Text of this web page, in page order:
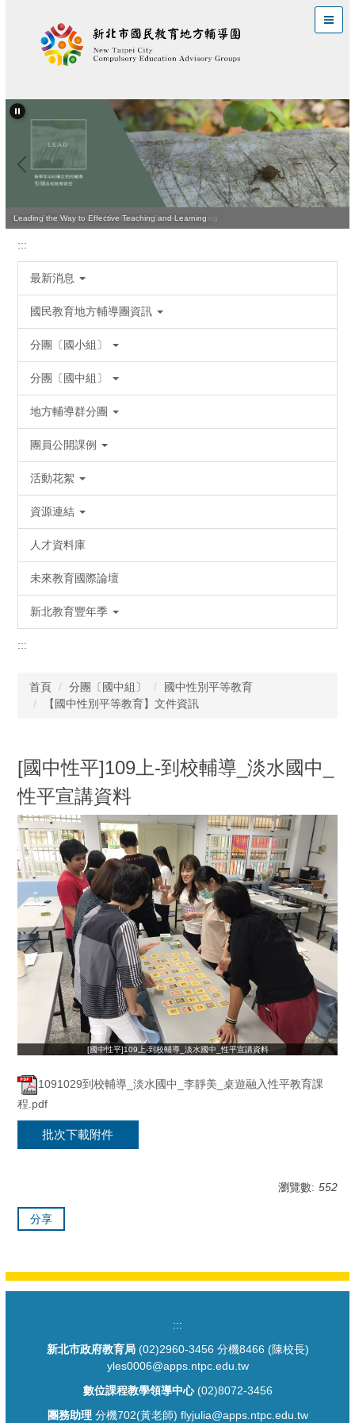
區
Quality Teaching Is Vital for Improving Student Learning
Leading the Way to Effective Teaching and Learning
:::
最新消息
國民教育地方輔導團資訊
分團〔國小組〕
分團〔國中組〕
地方輔導群分團
團員公開課例
活動花絮
資源連結
人才資料庫
未來教育國際論壇
新北教育豐年季
:::
首頁 分團〔國中組〕
國中性別平等教育
【國中性別平等教育】文件資訊
[國中性平]109上-到校輔導_淡水國中_
性平宣講資料
[國中性平]109上-到校輔導_淡水國中_性平宣講資料
1091029到校輔導_淡水國中_李靜美_桌遊融入性平教育課
程.pdf
批次下載附件
瀏覽數: 552
分享
:::
新北市政府教育局(02)2960-3456 分機8466 (陳校長)
yles0006@apps.ntpc.edu.tw
數位課程教學領導中心(02)8072-3456
團務助理分機702(黃老師) flyjulia@apps.ntpc.edu.tw